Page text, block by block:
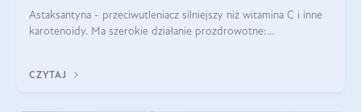
Astaksantyna - przeciwutleniacz silniejszy niż witamina C i inne
karotenoidy. Ma szerokie działanie prozdrowotne:
CZYTAJ